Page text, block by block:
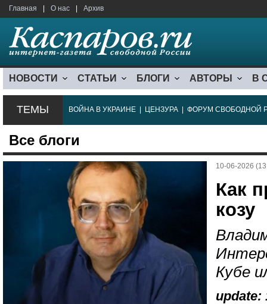
Главная О нас Архив
НОВОСТИ СТАТЬИ БЛОГИ АВТОРЫ В
ТЕМЫ ВОЙНА В УКРАИНЕ ЦЕНЗУРА ФОРУМ СВОБОДНОЙ
Все блоги
10-06-2026
Как
козу
Кубе
update: